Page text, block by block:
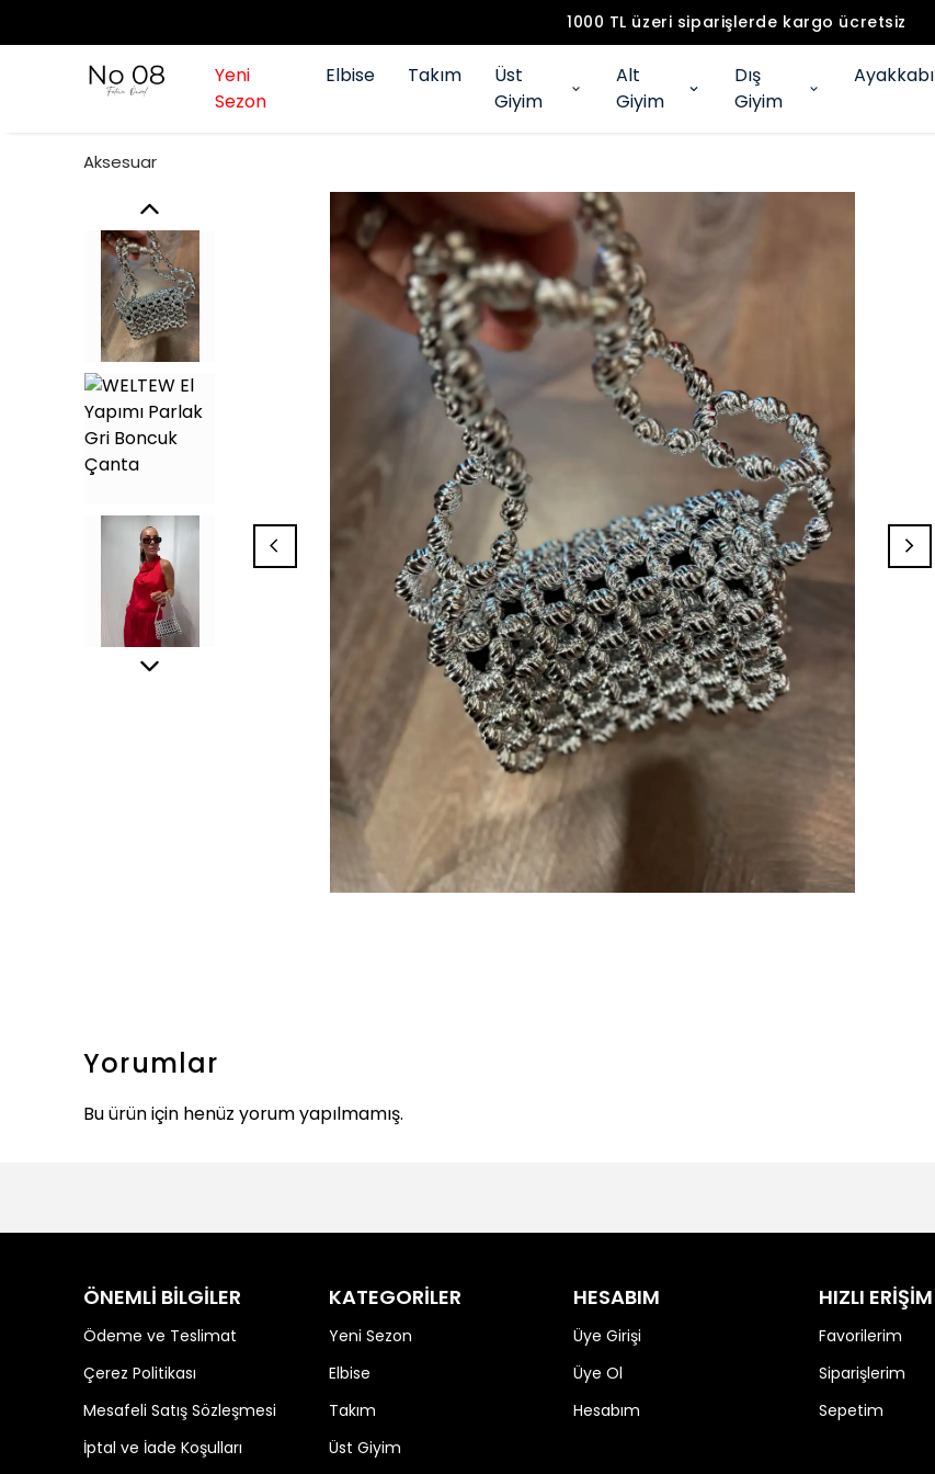
1000 TL üzeri siparişlerde kargo ücretsiz
Yeni
Sezon
Elbise Takım
Üst
Giyim
Alt
Giyim
Dış
Giyim
Ayakkabı
Aksesuar
Yorumlar
Bu ürün için henüz yorum yapılmamış.
ÖNEMLİ BİLGİLER
Ödeme ve Teslimat
Çerez Politikası
Mesafeli Satış Sözleşmesi
İptal ve İade Koşulları
KATEGORİLER
Yeni Sezon
Elbise
Takım
Üst Giyim
HESABIM
Üye Girişi
Üye Ol
Hesabım
HIZLI ERİŞİM
Favorilerim
Siparişlerim
Sepetim